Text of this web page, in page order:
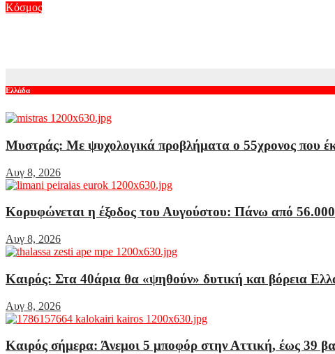
Κόσμος
Ελλάδα
Μυστράς: Με ψυχολογικά προβλήματα ο 55χρονος που
Αυγ 8, 2026
Κορυφώνεται η έξοδος του Αυγούστου: Πάνω από
Αυγ 8, 2026
Καιρός: Στα 40άρια θα «ψηθούν» δυτική και βόρεια
Αυγ 8, 2026
Καιρός σήμερα: Άνεμοι 5 μποφόρ στην Αττική, έως 39